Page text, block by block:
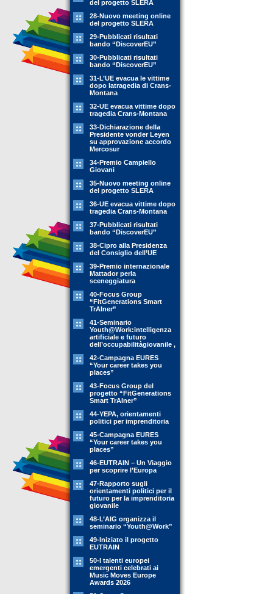
del progetto SLERA
28-Nuovo meeting online
del progetto SLERA
29-Pubblicati risultati
bando “DiscoverEU”
30-Pubblicati risultati
bando “DiscoverEU”
31-L’UE evacua le vittime
dopo latragedia di Crans-
Montana
32-UE evacua vittime dopo
tragedia Crans-Montana
33-Dichiarazione della
Presidente vonder Leyen
su approvazione accordo
Mercosur
34-Premio Campiello
Giovani
35-Nuovo meeting online
del progetto SLERA
36-UE evacua vittime dopo
tragedia Crans-Montana
37-Pubblicati risultati
bando “DiscoverEU”
38-Cipro alla Presidenza
del Consiglio dell’UE
39-Premio internazionale
Mattador perla
sceneggiatura
40-Focus Group
“FitGenerations Smart
TrAIner”
41-Seminario
Youth@Work:intelligenza
artificiale e futuro
dell’occupabilitàgiovanile ,
42-Campagna EURES
“Your career takes you
places”
43-Focus Group del
progetto “FitGenerations
Smart TrAIner”
44-YEPA, orientamenti
politici per imprenditoria
45-Campagna EURES
“Your career takes you
places”
46-EUTRAIN – Un Viaggio
per scoprire l’Europa
47-Rapporto sugli
orientamenti politici per il
futuro per la imprenditoria
giovanile
48-L’AIG organizza il
seminario “Youth@Work”
49-Iniziato il progetto
EUTRAIN
50-I talenti europei
emergenti celebrati ai
Music Moves Europe
Awards 2026